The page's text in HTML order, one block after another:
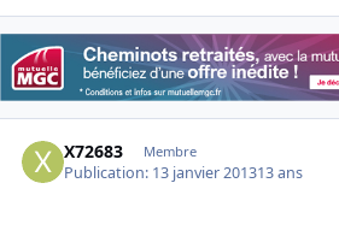
X72683 Membre
Publication: 13 janvier 201313 ans